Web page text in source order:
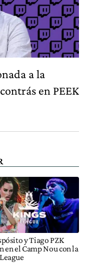
a la
en PEEK
y Tiago PZK
en el Camp Nou con la